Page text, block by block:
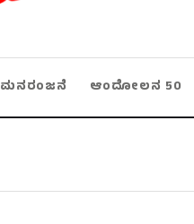
ಮನರಂಜನೆ ಆಂದೋಲನ 50